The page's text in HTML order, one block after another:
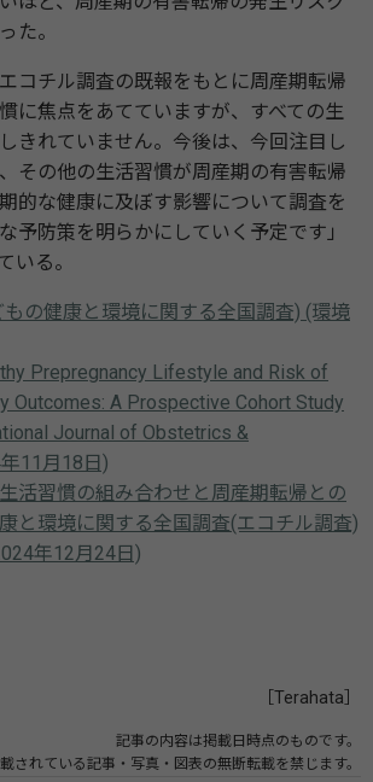
た。
コチル調査の既報をもとに周産期転帰
に焦点をあてていますが、すべての生
きれていません。今後は、今回注目し
その他の生活習慣が周産期の有害転帰
的な健康に及ぼす影響について調査を
予防策を明らかにしていく予定です」
いる。
の健康と環境に関する全国調査) (環境
Prepregnancy Lifestyle and Risk of
Outcomes: A Prospective Cohort Study
Journal of Obstetrics &
11月18日)
活習慣の組み合わせと周産期転帰との
と環境に関する全国調査(エコチル調査)
年12月24日)
［Terahata］
記事の内容は掲載日時点のものです。
されている記事・写真・図表の無断転載を禁じます。